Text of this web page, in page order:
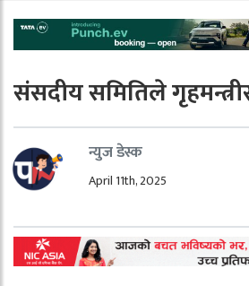
संसदीय समितिले
न्युज डेस्क
April 11th, 2025